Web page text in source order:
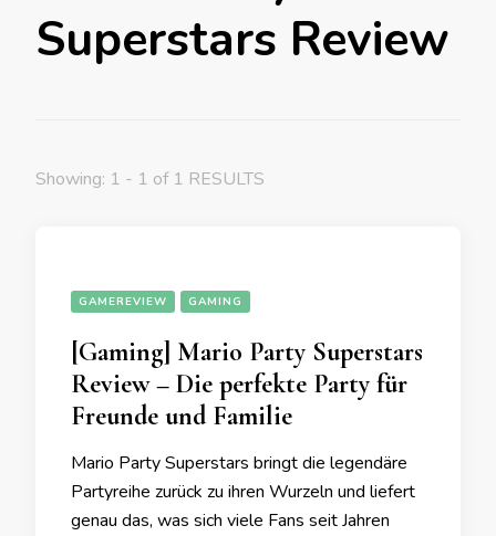
Superstars Review
Showing: 1 - 1 of 1 RESULTS
GAMEREVIEW GAMING
[Gaming] Mario Party Superstars
Review – Die perfekte Party für
Freunde und Familie
Mario Party Superstars bringt die legendäre
Partyreihe zurück zu ihren Wurzeln und liefert
genau das, was sich viele Fans seit Jahren